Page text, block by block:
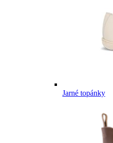
Jarné topánky